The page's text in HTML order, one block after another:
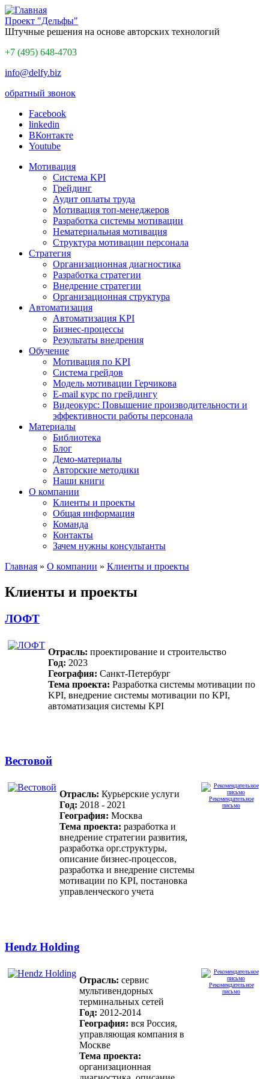
Проект "Дельфы"
Штучные решения на основе авторских технологий
+7 (495) 648-4703
info@delfy.biz
обратный звонок
Facebook
linkedin
ВКонтакте
Youtube
Мотивация
Система KPI
Грейдинг
Аудит оплаты труда
Мотивация топ-менеджеров
Разработка системы мотивации
Нематериальная мотивация
Структура мотивации персонала
Стратегия
Организационная диагностика
Разработка стратегии
Внедрение стратегии
Организационная структура
Автоматизация
Автоматизация KPI
Бизнес-процессы
Результаты внедрения
Обучение
Мотивация по KPI
Система грейдов
Модель мотивации Герчикова
E-mail курс по грейдингу
Видеокурс: Повышение производительности и
эффективности работы персонала
Материалы
Библиотека
Блог
Демо-материалы
Авторские методики
Наши книги
О компании
Клиенты и проекты
Общая информация
Команда
Контакты
Зачем нужны консультанты
Главная » О компании » Клиенты и проекты
Клиенты и проекты
ЛОФТ
Отрасль: проектирование и строительство
Год: 2023
География: Санкт-Петербург
Тема проекта: Разработка системы мотивации по
KPI, внедрение системы мотивации по KPI,
автоматизация системы KPI
Вестовой
Рекомендательное
письмо
Отрасль: Курьерские услуги
Год: 2018 - 2021
География: Москва
Тема проекта: разработка и
внедрение стратегии развития,
разработка орг.структуры,
описание бизнес-процессов,
разработка и внедрение системы
мотивации по KPI, постановка
управленческого учета
Hendz Holding
Рекомендательное
письмо
Отрасль: сервис
мультивендорных
терминальных сетей
Год: 2012-2014
География: вся Россия,
управляющая компания в
Москве
Тема проекта:
организационная